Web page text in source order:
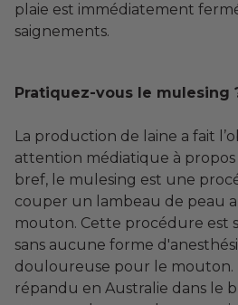
plaie est immédiatement
saignements.
Pratiquez-vous le mulesing
La production de laine a fait
attention médiatique à
bref, le mulesing est une
couper un lambeau de peau
mouton. Cette procédure est
sans aucune forme
douloureuse pour le mouton.
répandu en Australie dans le